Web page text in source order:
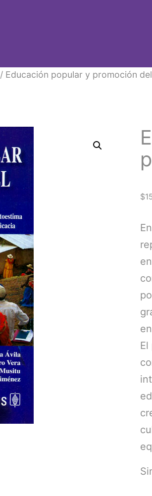
/ Educación popular y promoción
$